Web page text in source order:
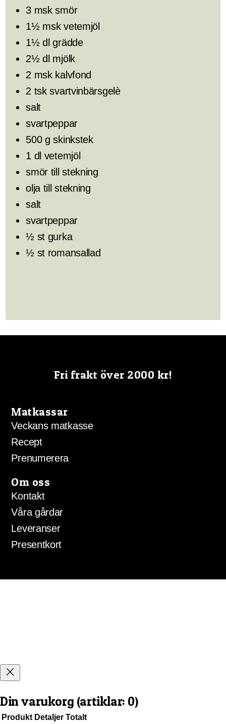
3 msk smör
1½ msk vetemjöl
1½ dl grädde
2½ dl mjölk
2 msk kalvfond
2 tsk svartvinbärsgelè
salt
svartpeppar
500 g skinkstek
1 dl vetemjöl
smör till stekning
olja till stekning
salt
svartpeppar
½ st gurka
½ st romansallad
Fri frakt över 2000 kr!
Matkassar
Veckans matkasse
Recept
Prenumerera
Om oss
Kontakt
Våra gårdar
Leveranser
Presentkort
Din varukorg (artiklar: 0)
Produkt Detaljer Totalt